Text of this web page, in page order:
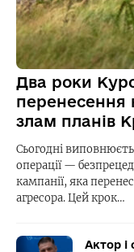
Два роки
перенесення
злам планів
Сьогодні
операції —
кампанії, яка
агресора. Цей крок…
Актор